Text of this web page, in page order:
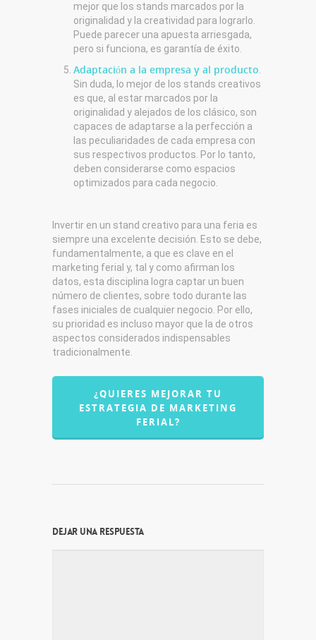
mejor que los stands marcados por la
originalidad y la creatividad para lograrlo.
Puede parecer una apuesta arriesgada,
pero si funciona, es garantía de éxito.
Adaptación a la empresa y al producto
Sin duda, lo mejor de los stands creativos
es que, al estar marcados por la
originalidad y alejados de los clásico, son
capaces de adaptarse a la perfección a
las peculiaridades de cada empresa con
sus respectivos productos. Por lo tanto,
deben considerarse como espacios
optimizados para cada negocio.
Invertir en un stand creativo para una feria es
siempre una excelente decisión. Esto se debe,
fundamentalmente, a que es clave en el
marketing ferial y, tal y como afirman los
datos, esta disciplina logra captar un buen
número de clientes, sobre todo durante las
fases iniciales de cualquier negocio. Por ello,
su prioridad es incluso mayor que la de otros
aspectos considerados indispensables
tradicionalmente.
¿QUIERES MEJORAR TU
ESTRATEGIA DE MARKETING
FERIAL?
Dejar una respuesta